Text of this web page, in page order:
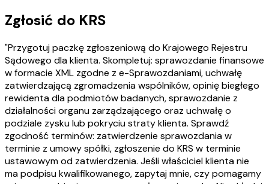
Zgłosić do KRS
"Przygotuj paczkę zgłoszeniową do Krajowego Rejestru
Sądowego dla klienta. Skompletuj: sprawozdanie finansowe
w formacie XML zgodne z e-Sprawozdaniami, uchwałę
zatwierdzającą zgromadzenia wspólników, opinię biegłego
rewidenta dla podmiotów badanych, sprawozdanie z
działalności organu zarządzającego oraz uchwałę o
podziale zysku lub pokryciu straty klienta. Sprawdź
zgodność terminów: zatwierdzenie sprawozdania w
terminie z umowy spółki, zgłoszenie do KRS w terminie
ustawowym od zatwierdzenia. Jeśli właściciel klienta nie
ma podpisu kwalifikowanego, zapytaj mnie, czy pomagamy